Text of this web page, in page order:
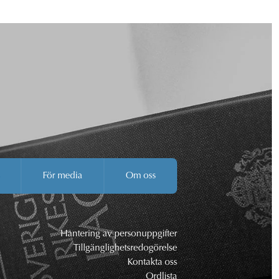
För media Om oss
Hantering av personuppgifter
Tillgänglighetsredogörelse
Kontakta oss
Ordlista